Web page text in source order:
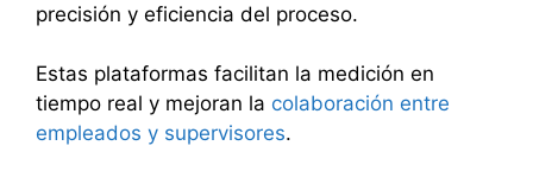
precisión y eficiencia del proceso.
Estas plataformas facilitan la medición en
tiempo real y mejoran la colaboración entre
empleados y supervisores.